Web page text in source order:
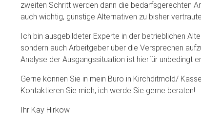
zweiten Schritt werden dann die bedarfsgerechten
auch wichtig, günstige Alternativen zu bisher
Ich bin ausgebildeter Experte in der betrieblichen
sondern auch Arbeitgeber über die Versprechen
Analyse der Ausgangssituation ist hierfür unbedingt
Gerne können Sie in mein Büro in Kirchditmold/
Kontaktieren Sie mich, ich werde Sie gerne beraten!
Ihr Kay Hirkow